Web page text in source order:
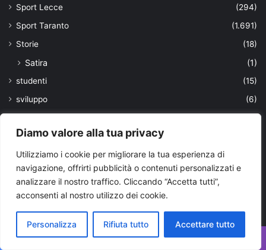
Diamo valore alla tua privacy
Utilizziamo i cookie per migliorare la tua esperienza di
navigazione, offrirti pubblicità o contenuti personalizzati e
analizzare il nostro traffico. Cliccando “Accetta tutti”,
acconsenti al nostro utilizzo dei cookie.
Personalizza Rifiuta tutto Accettare tutto
Sport Lecce
(294)
Sport Taranto
(1.691)
Storie
(18)
Satira (1)
studenti
(15)
sviluppo
(6)
Taranto e provincia
Teatro
Tecnologia
(217)
Territorio
(118)
Top News